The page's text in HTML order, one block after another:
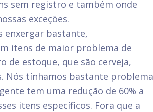
sem registro e também onde
exceções.
enxergar bastante,
itens de maior problema de
de estoque, que são cerveja,
Nós tínhamos bastante problema
tem uma redução de 60% a
itens específicos. Fora que a